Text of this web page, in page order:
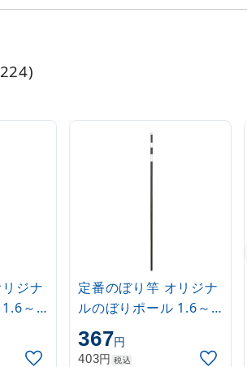
ジナ
～
定番のぼり竿 オリジナ
ルのぼりポール 1.6～
3m 伸縮式 黒
(30537BLK)
367円
403円 税込